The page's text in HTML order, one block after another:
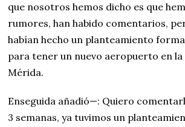
que nosotros hemos dicho es que
rumores, han habido comentarios,
habían hecho un planteamiento
para tener un nuevo aeropuerto en la
Mérida.
Enseguida añadió—: Quiero
3 semanas, ya tuvimos un